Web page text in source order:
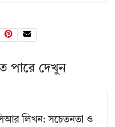
পারে দেখুন
লিখন: সচেতনতা ও